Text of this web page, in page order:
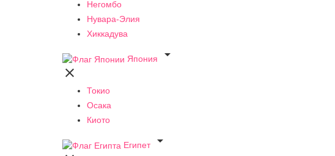
Негомбо
Нувара-Элия
Хиккадува
Япония


Токио
Осака
Киото
Египет
